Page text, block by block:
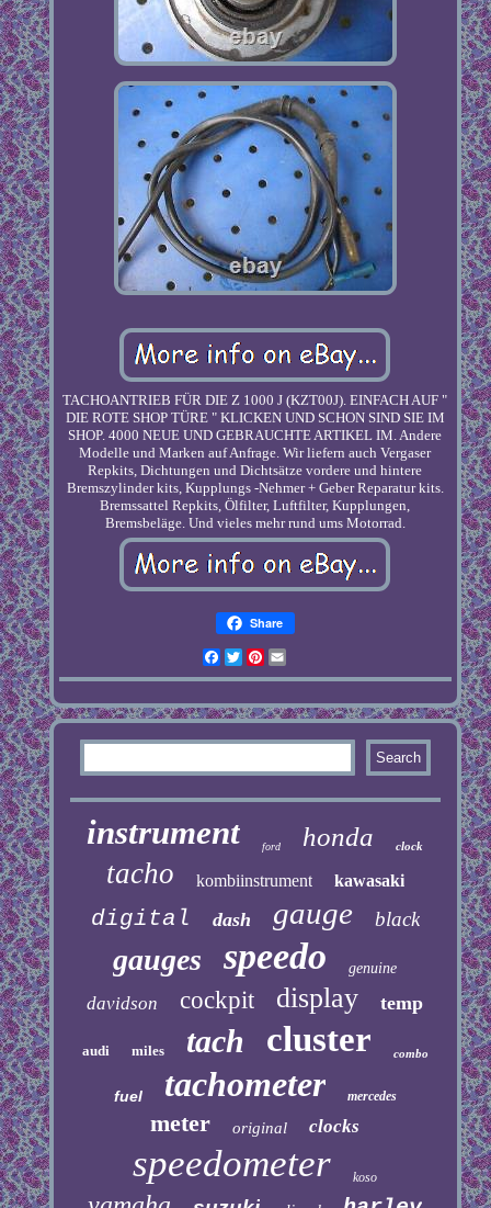
TACHOANTRIEB FÜR DIE Z 1000 J (KZT00J). EINFACH AUF "
DIE ROTE SHOP TÜRE " KLICKEN UND SCHON SIND SIE IM
SHOP. 4000 NEUE UND GEBRAUCHTE ARTIKEL IM. Andere
Modelle und Marken auf Anfrage. Wir liefern auch Vergaser
Repkits, Dichtungen und Dichtsätze vordere und hintere
Bremszylinder kits, Kupplungs -Nehmer + Geber Reparatur kits.
Bremssattel Repkits, Ölfilter, Luftfilter, Kupplungen,
Bremsbeläge. Und vieles mehr rund ums Motorrad.
Share
Facebook
TwitterPinterest
instrument ford honda clock
tacho kombiinstrument kawasaki
digital dash gauge black
gauges speedo genuine
davidson cockpit display temp
audi miles tach cluster combo
fuel tachometer mercedes
meter original clocks
speedometer koso